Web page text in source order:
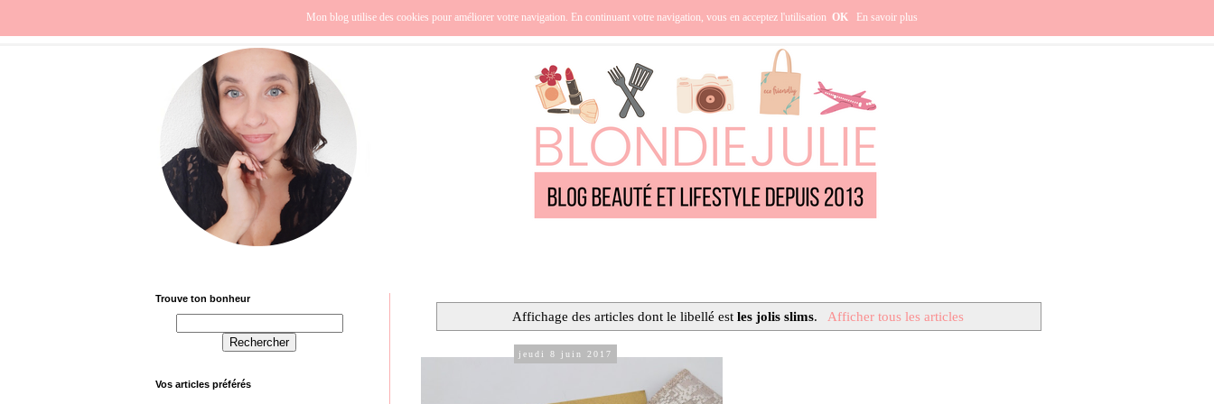
Europe France Océanie Lifestyle Cuisine Culture Qui suis-je ?
Affichage des articles dont le libellé estles jolis slims. Afficher tous les articles
jeudi 8 juin 2017
Trouve ton bonheur
Vos articles préférés
Mon blog utilise des cookies pour améliorer votre navigation. En continuant votre navigation, vous en acceptez l'utilisation OK En savoir plus